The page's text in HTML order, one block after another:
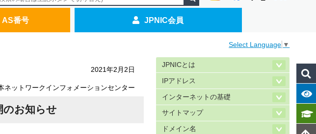
AS番号 JPNIC会員
Select Language ▼
2021年2月2日
ネットワークインフォメーションセンター
お知らせ
JPNICとは
IPアドレス
インターネットの基礎
サイトマップ
ドメイン名